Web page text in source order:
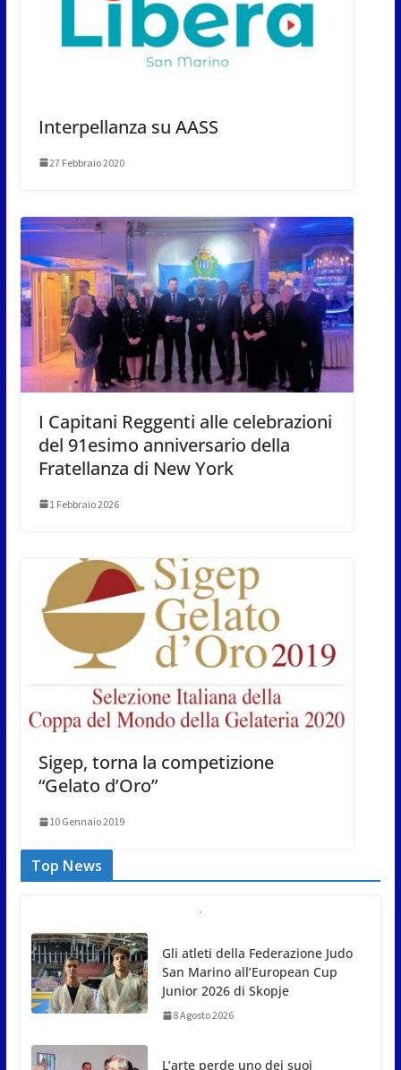
Interpellanza su AASS
27 Febbraio 2020
I Capitani Reggenti alle celebrazioni
del 91esimo anniversario della
Fratellanza di New York
1 Febbraio 2026
Sigep, torna la competizione
“Gelato d’Oro”
10 Gennaio 2019
Top News
Gli atleti della Federazione Judo
San Marino all’European Cup
Junior 2026 di Skopje
8 Agosto 2026
L’arte perde uno dei suoi